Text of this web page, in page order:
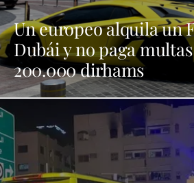
Un europeo alquila un
Dubái y no paga
200.000 dirhams